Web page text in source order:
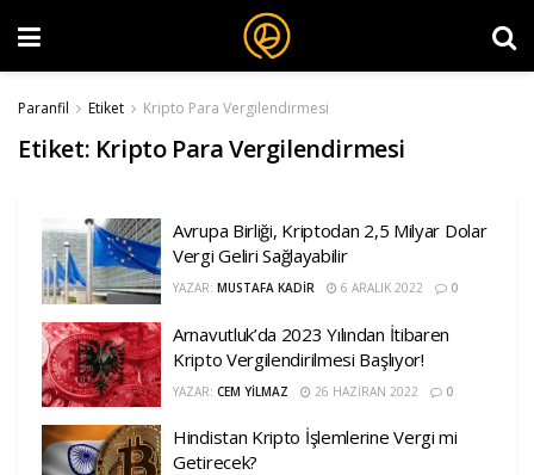
Paranfil Etiket Kripto Para Vergilendirmesi
Etiket: Kripto Para Vergilendirmesi
Avrupa Birliği, Kriptodan 2,5 Milyar Dolar
Vergi Geliri Sağlayabilir
YAZAR: MUSTAFA KADIR 6 ARALIK 2022 0
Arnavutluk’da 2023 Yılından İtibaren
Kripto Vergilendirilmesi Başlıyor!
YAZAR: CEM YILMAZ 26 HAZIRAN 2022 0
Hindistan Kripto İşlemlerine Vergi mi
Getirecek?